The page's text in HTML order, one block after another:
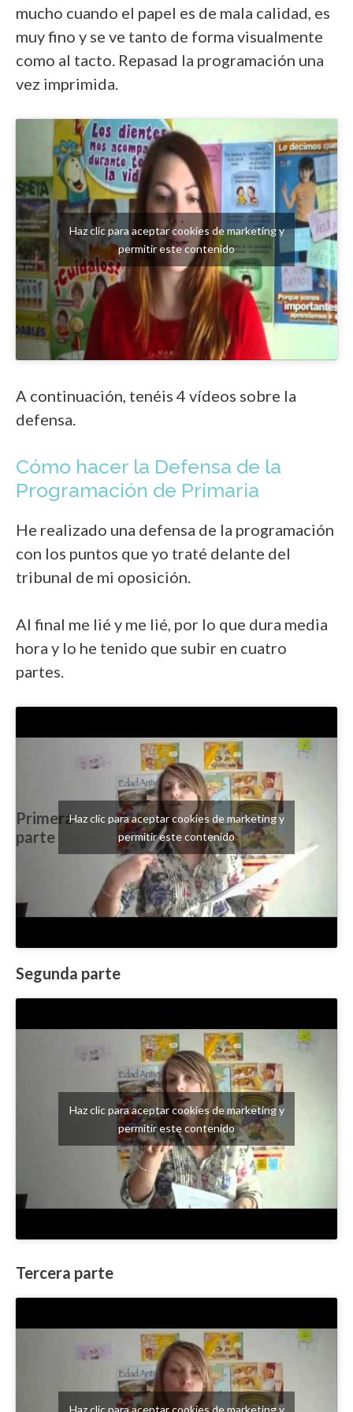
mucho cuando el papel es de mala calidad, es
muy fino y se ve tanto de forma visualmente
como al tacto. Repasad la programación una
vez imprimida.
Haz clic para aceptar cookies de marketing y
permitir este contenido
A continuación, tenéis 4 vídeos sobre la
defensa.
Cómo hacer la Defensa de la
Programación de Primaria
He realizado una defensa de la programación
con los puntos que yo traté delante del
tribunal de mi oposición.
Al final me lié y me lié, por lo que dura media
hora y lo he tenido que subir en cuatro
partes.
Primera
parte
Haz clic para aceptar cookies de marketing y
permitir este contenido
Segunda parte
Haz clic para aceptar cookies de marketing y
permitir este contenido
Tercera parte
Haz clic para aceptar cookies de marketing y